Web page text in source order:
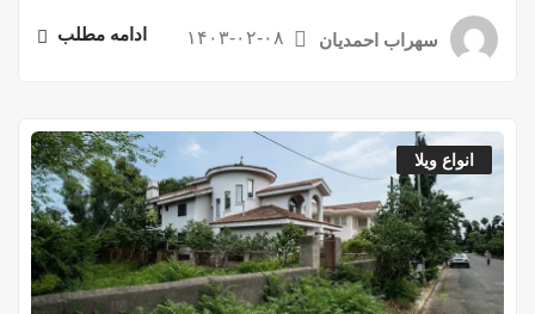
سهراب احمدیان ۱۴۰۳-۰۲-۰۸ ادامه مطلب
انواع ویلا